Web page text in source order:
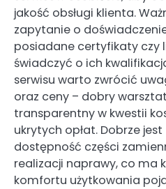
jakość obsługi klienta.
zapytanie o
posiadane certyfikaty czy
świadczyć o ich
serwisu warto zwrócić
oraz ceny – dobry
transparentny w kwestii
ukrytych opłat. Dobrze
dostępność części
realizacji naprawy, co ma
komfortu użytkowania